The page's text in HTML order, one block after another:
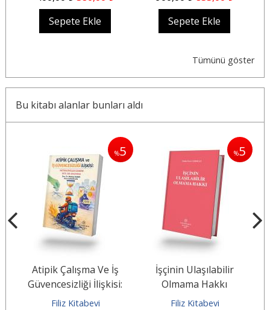
Sepete Ekle
Sepete Ekle
Tümünü göster
Bu kitabı alanlar bunları aldı
%5
Atipik Çalışma Ve İş
Güvencesizliği İlişkisi:
Motokuryeler Üzerine...
Filiz Kitabevi
%5
İşçinin Ulaşılabilir
Olmama Hakkı
Filiz Kitabevi